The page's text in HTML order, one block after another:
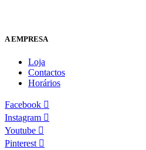
A EMPRESA
Loja
Contactos
Horários
Facebook
Instagram
Youtube
Pinterest